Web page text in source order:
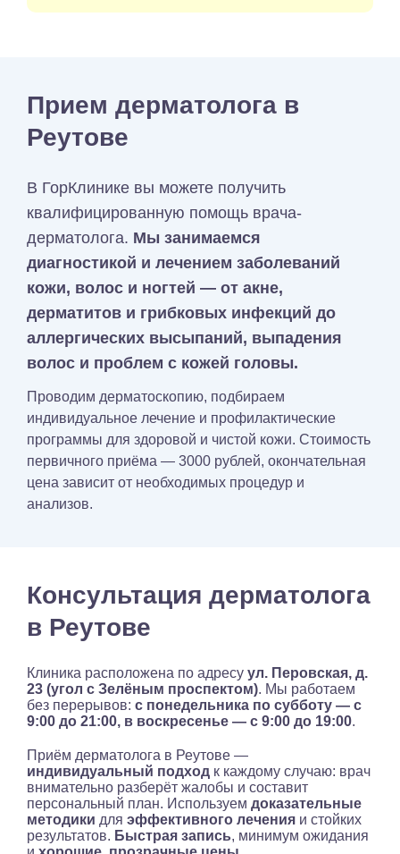
Прием дерматолога в
Реутове
В ГорКлинике вы можете получить
квалифицированную помощь врача-
дерматолога. Мы занимаемся
диагностикой и лечением заболеваний
кожи, волос и ногтей — от акне,
дерматитов и грибковых инфекций до
аллергических высыпаний, выпадения
волос и проблем с кожей головы.
Проводим дерматоскопию, подбираем
индивидуальное лечение и профилактические
программы для здоровой и чистой кожи. Стоимость
первичного приёма — 3000 рублей, окончательная
цена зависит от необходимых процедур и
анализов.
Консультация дерматолога
в Реутове
Клиника расположена по адресу ул. Перовская, д.
23 (угол с Зелёным проспектом). Мы работаем
без перерывов: с понедельника по субботу — с
9:00 до 21:00, в воскресенье — с 9:00 до 19:00.
Приём дерматолога в Реутове —
индивидуальный подход к каждому случаю: врач
внимательно разберёт жалобы и составит
персональный план. Используем доказательные
методики для эффективного лечения и стойких
результатов. Быстрая запись, минимум ожидания